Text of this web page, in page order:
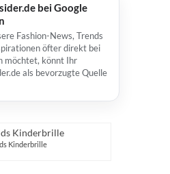
bei Google
Fashion-News, Trends
öfter direkt bei
möchtet, könnt Ihr
als bevorzugte Quelle
Kinderbrille